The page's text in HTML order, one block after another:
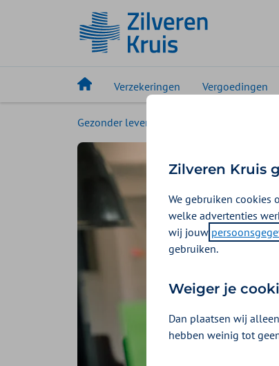
Verzekeringen Vergoedingen
Gezonder leven
Zilveren Kruis
We gebruiken cookies
welke advertenties
wij jouw
gebruiken.
Weiger je
Dan plaatsen wij
hebben weinig tot